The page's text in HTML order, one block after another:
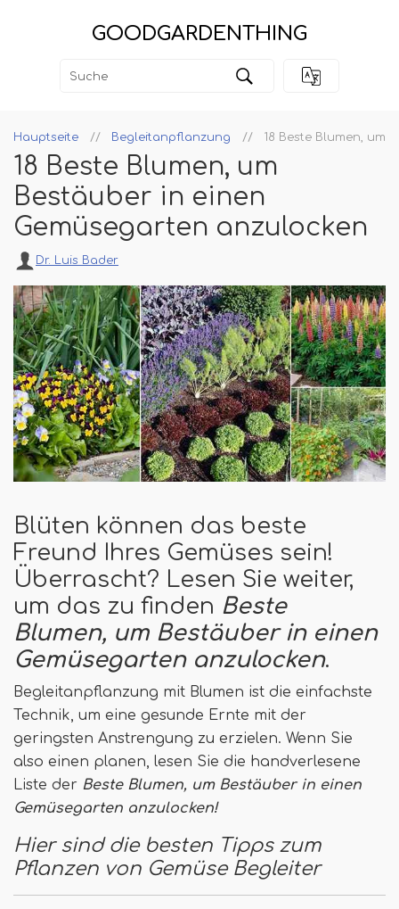
GOODGARDENTHING
Hauptseite Begleitanpflanzung 18 Beste Blumen, um
18 Beste Blumen, um
Bestäuber in einen
Gemüsegarten anzulocken
Dr. Luis Bader
Blüten können das beste
Freund Ihres Gemüses sein!
Überrascht? Lesen Sie weiter,
um das zu finden Beste
Blumen, um Bestäuber in einen
Gemüsegarten anzulocken.
Begleitanpflanzung mit Blumen ist die einfachste
Technik, um eine gesunde Ernte mit der
geringsten Anstrengung zu erzielen. Wenn Sie
also einen planen, lesen Sie die handverlesene
Liste der Beste Blumen, um Bestäuber in einen
Gemüsegarten anzulocken!
Hier sind die besten Tipps zum
Pflanzen von Gemüse Begleiter